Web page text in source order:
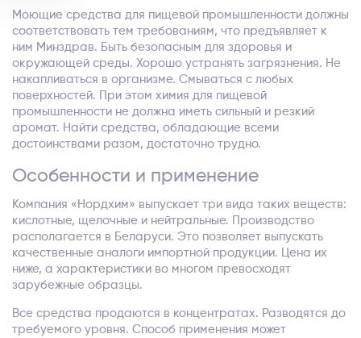
Моющие средства для пищевой промышленности должны
соответствовать тем требованиям, что предъявляет к
ним Минздрав. Быть безопасным для здоровья и
окружающей среды. Хорошо устранять загрязнения. Не
накапливаться в организме. Смываться с любых
поверхностей. При этом химия для пищевой
промышленности не должна иметь сильный и резкий
аромат. Найти средства, обладающие всеми
достоинствами разом, достаточно трудно.
Особенности и применение
Компания «Нордхим» выпускает три вида таких веществ:
кислотные, щелочные и нейтральные. Производство
располагается в Беларуси. Это позволяет выпускать
качественные аналоги импортной продукции. Цена их
ниже, а характеристики во многом превосходят
зарубежные образцы.
Все средства продаются в концентратах. Разводятся до
требуемого уровня. Способ применения может